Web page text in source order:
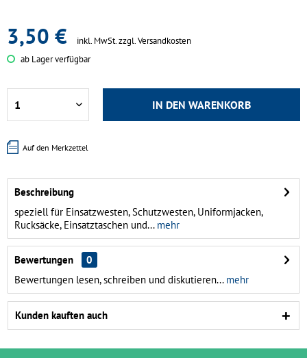
3,50 € inkl. MwSt.zzgl. Versandkosten
ab Lager verfügbar
IN DEN WARENKORB
Auf den Merkzettel
Beschreibung
speziell für Einsatzwesten, Schutzwesten, Uniformjacken,
Rucksäcke, Einsatztaschen und...mehr
Bewertungen
0
Bewertungen lesen, schreiben und diskutieren...mehr
Kunden kauften auch